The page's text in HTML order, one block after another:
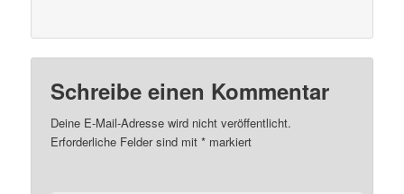
Schreibe einen Kommentar
Deine E-Mail-Adresse wird nicht veröffentlicht.
Erforderliche Felder sind mit* markiert